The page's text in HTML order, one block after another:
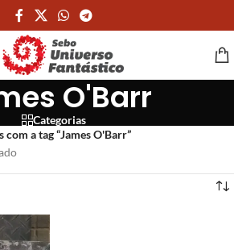
O'Barr
Categorias
a tag “James O'Barr”